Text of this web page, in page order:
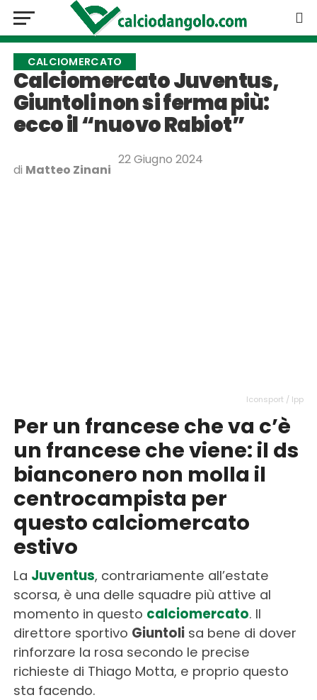
CALCIOMERCATO
Calciomercato Juventus,
Giuntoli non si ferma più:
ecco il “nuovo Rabiot”
di Matteo Zinani
22 Giugno 2024
Iconsport / Ipp
Per un francese che va c’è
un francese che viene: il ds
bianconero non molla il
centrocampista per
questo calciomercato
estivo
La Juventus, contrariamente all’estate
scorsa, è una delle squadre più attive al
momento in questo calciomercato. Il
direttore sportivo Giuntolisa bene di dover
rinforzare la rosa secondo le precise
richieste di Thiago Motta, e proprio questo
sta facendo.